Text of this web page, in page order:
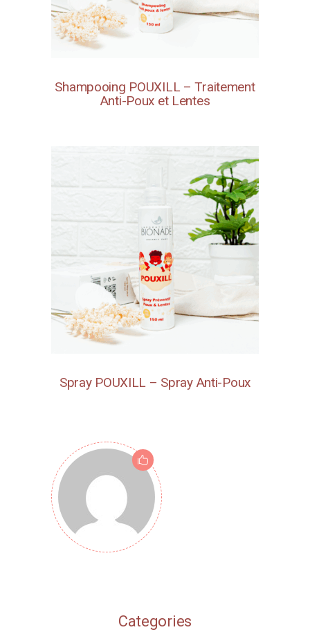
Shampooing POUXILL – Traitement
Anti-Poux et Lentes
Spray POUXILL – Spray Anti-Poux
Categories